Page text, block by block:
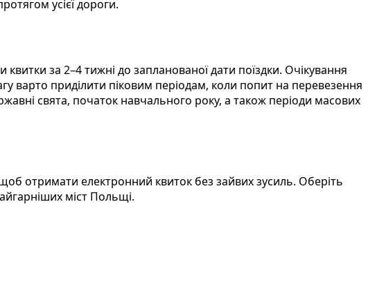
усієї дороги.
за 2–4 тижні до запланованої дати поїздки. Очікування
варто приділити піковим періодам, коли попит на перевезення
свята, початок навчального року, а також періоди масових
отримати електронний квиток без зайвих зусиль. Оберіть
міст Польщі.